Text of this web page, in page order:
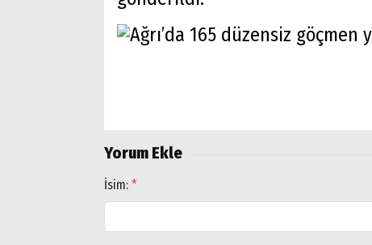
Yorum Ekle
İsim: *